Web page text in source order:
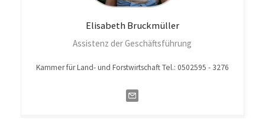
ElisabethBruckmüller
Assistenz der Geschäftsführung
Kammer für Land- und Forstwirtschaft Tel.: 0502595 - 3276